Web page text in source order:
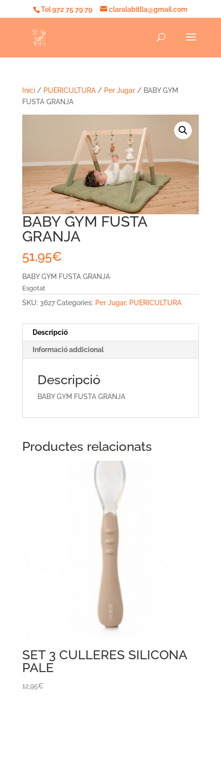
Tel 972 75 79 79 claralabitlla@gmail.com
Inici/ PUERICULTURA/ Per Jugar/ BABY GYM
FUSTA GRANJA
BABY GYM FUSTA
GRANJA
51,95€
BABY GYM FUSTA GRANJA
Esgotat
SKU: 3627 Categories: Per Jugar, PUERICULTURA
Descripció
Informació addicional
Descripció
BABY GYM FUSTA GRANJA
Productes relacionats
SET 3 CULLERES SILICONA
PALE
12,95€